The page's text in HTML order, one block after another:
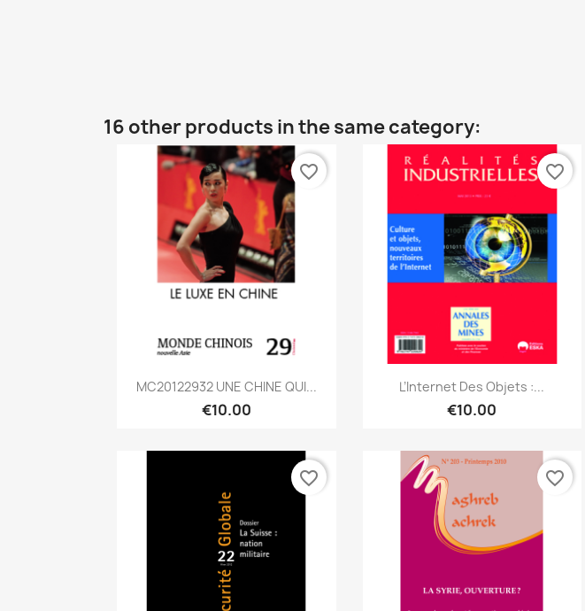
16 other products in the same category:
Quick view
MC20122932 UNE CHINE QUI...
€10.00
favorite_border
Quick view
L’Internet Des Objets :...
€10.00
favorite_border
favorite_border favorite_border